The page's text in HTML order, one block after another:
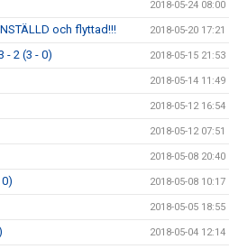
2018-05-24 08:00
och flyttad!!! 2018-05-20 17:21
- 2 (3 - 0) 2018-05-15 21:53
2018-05-14 11:49
2018-05-12 16:54
2018-05-12 07:51
2018-05-08 20:40
0) 2018-05-08 10:17
2018-05-05 18:55
2018-05-04 12:14